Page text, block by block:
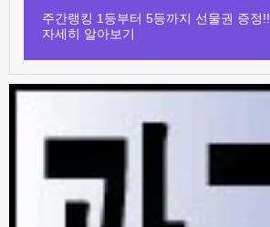
주간랭킹 1등부터 5등까지 선물권 증정!!
자세히 알아보기